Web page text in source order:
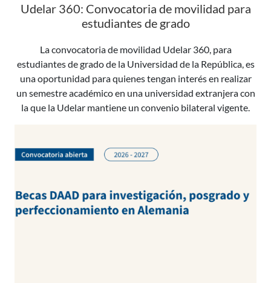
Udelar 360: Convocatoria de movilidad para
estudiantes de grado
La convocatoria de movilidad Udelar 360, para
estudiantes de grado de la Universidad de la República, es
una oportunidad para quienes tengan interés en realizar
un semestre académico en una universidad extranjera con
la que la Udelar mantiene un convenio bilateral vigente.